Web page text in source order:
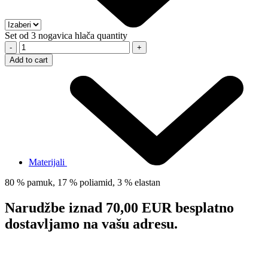
Set od 3 nogavica hlača quantity
-
+
Add to cart
Materijali
80 % pamuk, 17 % poliamid, 3 % elastan
Narudžbe iznad 70,00 EUR besplatno
dostavljamo na vašu adresu.